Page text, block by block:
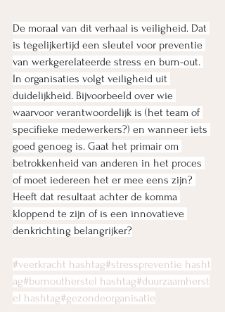
De moraal van dit verhaal is veiligheid. Dat
is tegelijkertijd een sleutel voor preventie
van werkgerelateerde stress en burn-out.
In organisaties volgt veiligheid uit
duidelijkheid. Bijvoorbeeld over wie
waarvoor verantwoordelijk is (het team of
specifieke medewerkers?) en wanneer iets
goed genoeg is. Gaat het primair om
betrokkenheid van anderen in het proces
of moet iedereen het er mee eens zijn?
Heeft dat resultaat achter de komma
kloppend te zijn of is een innovatieve
denkrichting belangrijker?
#veerkracht hashtag#stresspreventie hasht
ag#burnoutherstel hashtag#duurzaamherst
el hashtag#gezondeorganisatie